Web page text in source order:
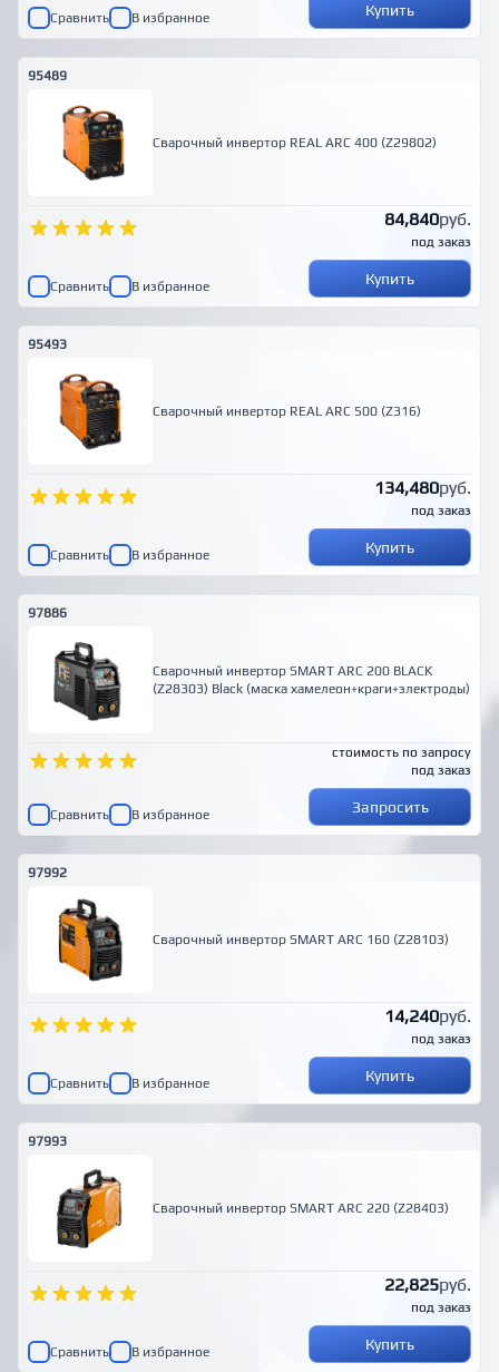
Сравнить В избранное Купить
95489
Сварочный инвертор REAL ARC 400 (Z29802)
84,840руб.
под заказ
Сравнить В избранное Купить
95493
Сварочный инвертор REAL ARC 500 (Z316)
134,480руб.
под заказ
Сравнить В избранное Купить
97886
Сварочный инвертор SMART ARC 200 BLACK
(Z28303) Black (маска хамелеон+краги+электроды)
стоимость по запросу
под заказ
Сравнить В избранное Запросить
97992
Сварочный инвертор SMART ARC 160 (Z28103)
14,240руб.
под заказ
Сравнить В избранное Купить
97993
Сварочный инвертор SMART ARC 220 (Z28403)
22,825руб.
под заказ
Сравнить В избранное Купить